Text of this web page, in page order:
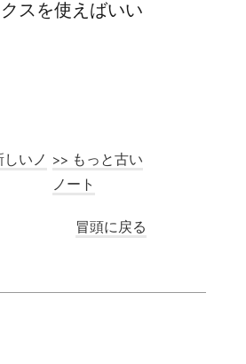
スを使えばいい
しいノ >> もっと古い
ノート
冒頭に戻る